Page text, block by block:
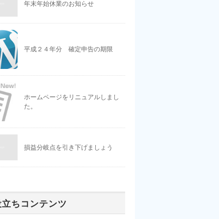
年末年始休業のお知らせ
平成２４年分 確定申告の期限
ホームページをリニュアルしまし
た。
損益分岐点を引き下げましょう
ちコンテンツ